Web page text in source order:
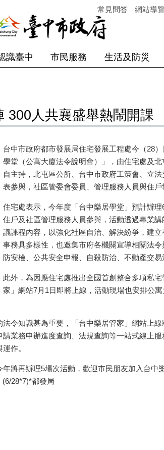
常見問答 網站導
識臺中 市民服務 生活及防災
300人共襄盛舉熱鬧開課
台中市政府都市發展局住宅發展工程處今（28
學堂（公寓大廈法令說明會）」，由住宅處及
自主持，北屯區公所、台中市政府工策會、立
表參與，社區管委會委員、管理服務人員與住
住宅處表示，今年度「台中樂居學堂」預計辦
住戶及社區管理服務人員參與，活動透過專業
議課程內容，以強化社區自治、解決紛爭，建
事務具多樣性，也邀集市府各機關宣導相關法
防安檢、公共安全申報、自殺防治、不動產交
此外，為因應住宅處推出全國首創整合多項私
家」網站7月1日即將上線，活動現場也安排公
令知識甚為重要，「台中樂居管家」網站上
業務申辦進度查詢、法規查詢等一站式線上
作。
將再辦理5場次活動，歡迎市民朋友加入台中
28*7)*都發局